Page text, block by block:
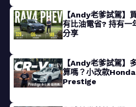
【Andy老爹試駕】
有比油電省? 持有一
分享
【Andy老爹試駕】
算嗎？小改款
Prestige